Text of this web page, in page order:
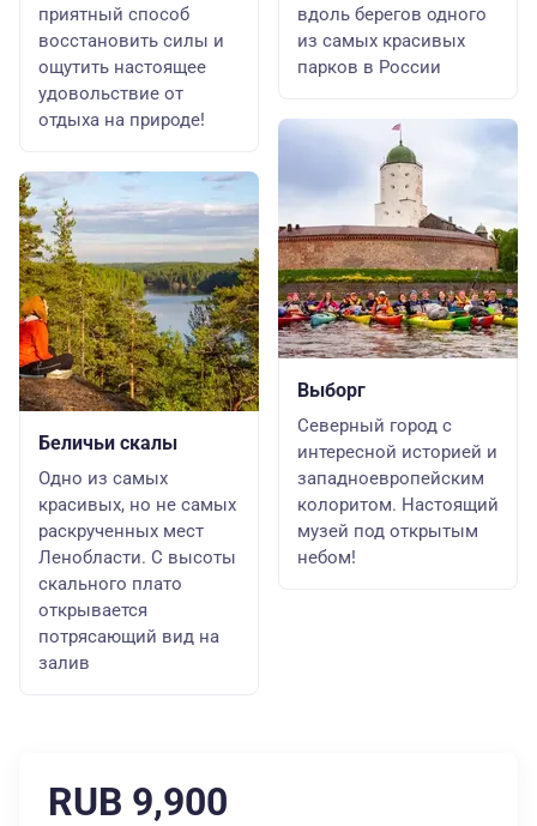
приятный способ
восстановить силы и
ощутить настоящее
удовольствие от
отдыха на природе!
Беличьи скалы
Одно из самых
красивых, но не самых
раскрученных мест
Ленобласти. С высоты
скального плато
открывается
потрясающий вид на
залив
вдоль берегов одного
из самых красивых
парков в России
Выборг
Северный город с
интересной историей и
западноевропейским
колоритом. Настоящий
музей под открытым
небом!
RUB 9,900